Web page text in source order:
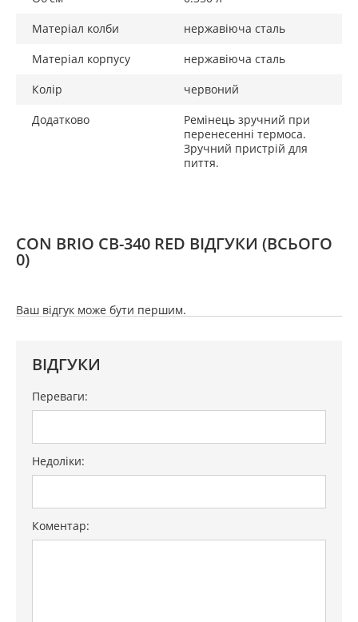
Матеріал колби
нержавіюча сталь
Матеріал корпусу
нержавіюча сталь
Колір
червоний
Додатково
Ремінець зручний при
перенесенні термоса.
Зручний пристрій для
пиття.
CON BRIO CB-340 RED ВІДГУКИ (ВСЬОГО
0)
Ваш відгук може бути першим.
ВІДГУКИ
Переваги:
Недоліки:
Коментар: